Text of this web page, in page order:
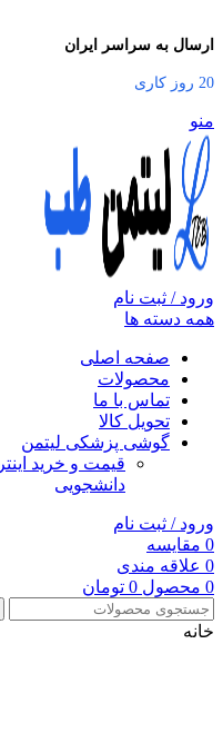
ارسال به سراسر ایران
20 روز کاری
منو
ورود / ثبت نام
همه دسته ها
صفحه اصلی
محصولات
تماس با ما
تحویل کالا
گوشی پزشکی لیتمن
دانشجویی
ورود / ثبت نام
0 مقایسه
0 علاقه مندی
0 محصول 0 تومان
خانه